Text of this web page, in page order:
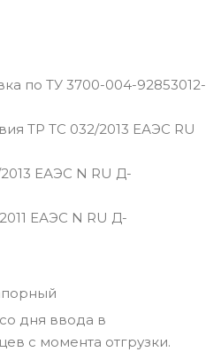
по ТУ 3700-004-92853012-
ТР ТС 032/2013 ЕАЭС RU
ЕАЭС N RU Д-
ЕАЭС N RU Д-
дня ввода в
с момента отгрузки.